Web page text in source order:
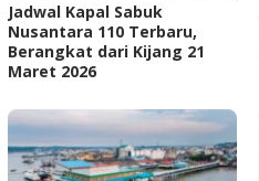
Jadwal Kapal Sabuk
Nusantara 110 Terbaru,
Berangkat dari Kijang 21
Maret 2026